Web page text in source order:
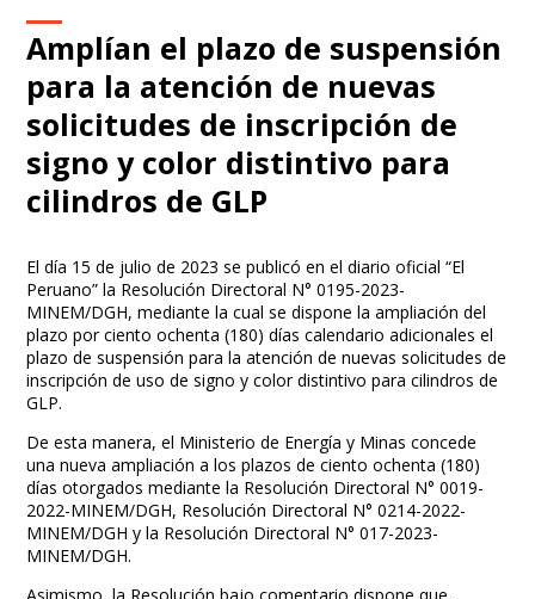
Amplían el plazo de suspensión
para la atención de nuevas
solicitudes de inscripción de
signo y color distintivo para
cilindros de GLP
El día 15 de julio de 2023 se publicó en el diario oficial “El
Peruano” la Resolución Directoral N° 0195-2023-
MINEM/DGH, mediante la cual se dispone la ampliación del
plazo por ciento ochenta (180) días calendario adicionales el
plazo de suspensión para la atención de nuevas solicitudes de
inscripción de uso de signo y color distintivo para cilindros de
GLP.
De esta manera, el Ministerio de Energía y Minas concede
una nueva ampliación a los plazos de ciento ochenta (180)
días otorgados mediante la Resolución Directoral N° 0019-
2022-MINEM/DGH, Resolución Directoral N° 0214-2022-
MINEM/DGH y la Resolución Directoral N° 017-2023-
MINEM/DGH.